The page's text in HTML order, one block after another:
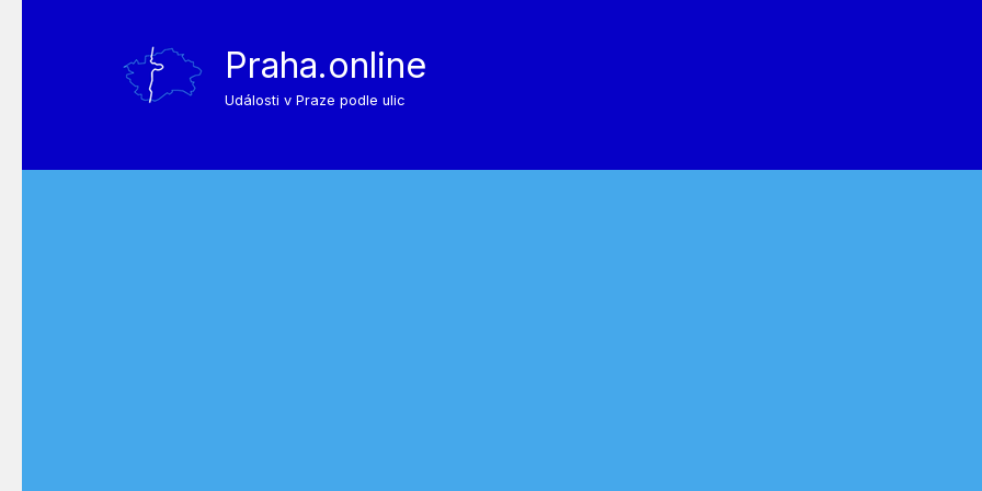
Praha.online
Události v Praze podle ulic